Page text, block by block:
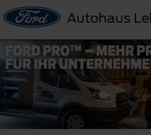
Autohaus